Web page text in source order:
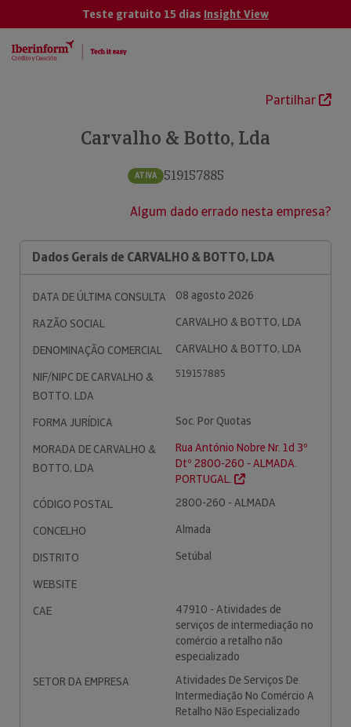
Teste gratuito 15 dias Insight View
Partilhar
Carvalho & Botto, Lda
ATIVA 519157885
Algum dado errado nesta empresa?
Dados Gerais de CARVALHO & BOTTO, LDA
DATA DE ÚLTIMA CONSULTA
08 agosto 2026
RAZÃO SOCIAL
CARVALHO & BOTTO, LDA
DENOMINAÇÃO COMERCIAL
CARVALHO & BOTTO, LDA
NIF/NIPC DE CARVALHO &
BOTTO, LDA
519157885
FORMA JURÍDICA
Soc. Por Quotas
MORADA DE CARVALHO &
BOTTO, LDA
Rua António Nobre Nr. 1d 3º
Dtº 2800-260 - ALMADA.
PORTUGAL.
CÓDIGO POSTAL
2800-260 - ALMADA
CONCELHO
Almada
DISTRITO
Setúbal
WEBSITE
CAE
47910 - Atividades de
serviços de intermediação no
comércio a retalho não
especializado
SETOR DA EMPRESA
Atividades De Serviços De
Intermediação No Comércio A
Retalho Não Especializado